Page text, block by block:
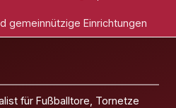
gemeinnützige Einrichtungen
für Fußballtore, Tornetze